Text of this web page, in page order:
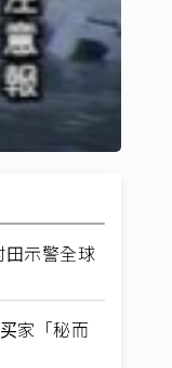
示警全球
家「秘而